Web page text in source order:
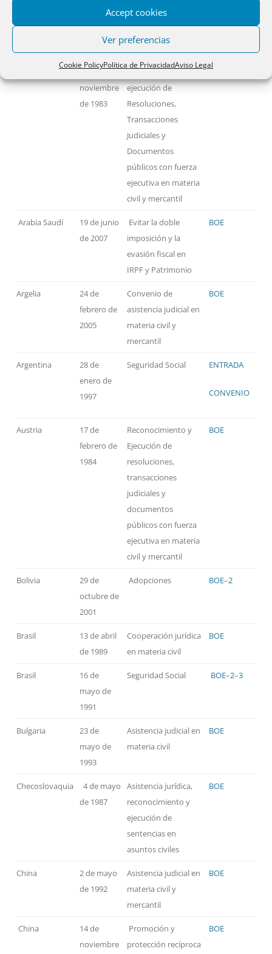
Accept cookies
Ver preferencias
Cookie PolicyPolítica de PrivacidadAviso Legal
FIRMADOS POR ESPAÑA
FECHA MATERIA
14 de
noviembre
de 1983
Reconocimiento y
ejecución de
Resoluciones,
Transacciones
Judiciales y
Documentos
públicos con fuerza
ejecutiva en materia
civil y mercantil
BOE
Arabia Saudí
19 de junio
de 2007
Evitar la doble
imposición y la
evasión fiscal en
IRPF y Patrimonio
BOE
Argelia
24 de
febrero de
2005
Convenio de
asistencia judicial en
materia civil y
mercantil
BOE
Argentina
28 de
enero de
1997
Seguridad Social ENTRADA
CONVENIO
Austria
17 de
febrero de
1984
Reconocimiento y
Ejecución de
resoluciones,
transacciones
judiciales y
documentos
públicos con fuerza
ejecutiva en materia
civil y mercantil
BOE
Bolivia
29 de
octubre de
2001
Adopciones BOE–2
Brasil
13 de abril
de 1989
Cooperación jurídica
en materia civil
BOE
Brasil
16 de
mayo de
1991
Seguridad Social BOE–2–3
Bulgaria
23 de
mayo de
1993
Asistencia judicial en
materia civil
BOE
Checoslovaquia
4 de mayo
de 1987
Asistencia jurídica,
reconocimiento y
ejecución de
sentencias en
asuntos civiles
BOE
China
2 de mayo
de 1992
Asistencia judicial en
materia civil y
mercantil
BOE
China
14 de
noviembre
Promoción y
protección recíproca
BOE